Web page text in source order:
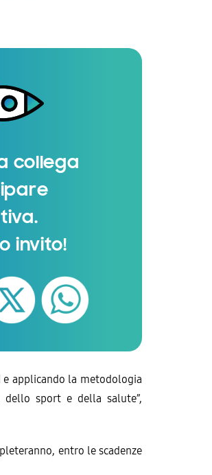
collega
invito!
e applicando la metodologia
dello sport e della salute”,
entro le scadenze